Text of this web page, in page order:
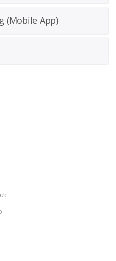
(Mobile App)